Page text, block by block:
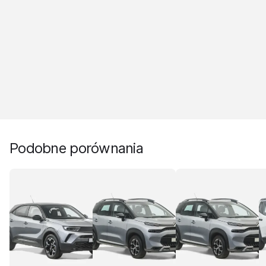
Podobne porównania